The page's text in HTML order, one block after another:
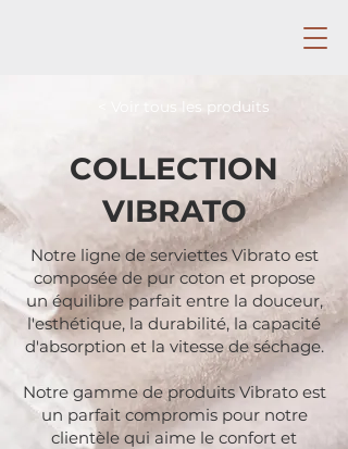
< Voir tous les produits
COLLECTION
VIBRATO
Notre ligne de serviettes Vibrato est
composée de pur coton et propose
un équilibre parfait entre la douceur,
l'esthétique, la durabilité, la capacité
d'absorption et la vitesse de séchage.
Notre gamme de produits Vibrato est
un parfait compromis pour notre
clientèle qui aime le confort et